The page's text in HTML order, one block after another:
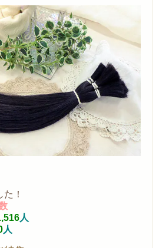
！
人
人